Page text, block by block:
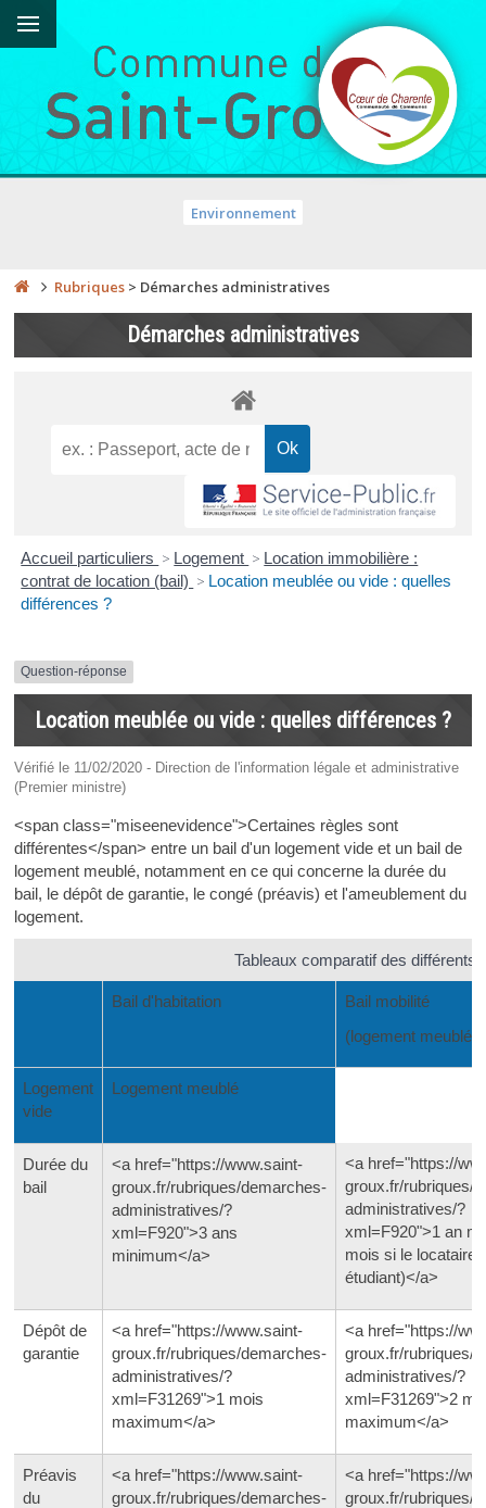
Environnement
Rubriques > Démarches administratives
Démarches administratives
Accueil particuliers > Logement > Location immobilière :
contrat de location (bail) > Location meublée ou vide : quelles
différences ?
Question-réponse
Location meublée ou vide : quelles différences ?
Vérifié le 11/02/2020 - Direction de l'information légale et administrative
(Premier ministre)
<span class="miseenevidence">Certaines règles sont
différentes</span> entre un bail d'un logement vide et un bail de
logement meublé, notamment en ce qui concerne la durée du
bail, le dépôt de garantie, le congé (préavis) et l'ameublement du
logement.
Tableaux comparatif des différents
Bail d'habitation
Bail mobilité
(logement meublé)
Logement
vide
Logement meublé
Durée du
bail
<a href="https://www.saint-
groux.fr/rubriques/demarches-
administratives/?
xml=F920">3 ans
minimum</a>
<a href="https://
groux.fr/rubriques/
administratives/?
xml=F920">1 an
mois si le locataire
étudiant)</a>
Dépôt de
garantie
<a href="https://www.saint-
groux.fr/rubriques/demarches-
administratives/?
xml=F31269">1 mois
maximum</a>
<a href="https://
groux.fr/rubriques/
administratives/?
xml=F31269">2
maximum</a>
Préavis
du
<a href="https://www.saint-
groux.fr/rubriques/demarches-
<a href="https://
groux.fr/rubriques/